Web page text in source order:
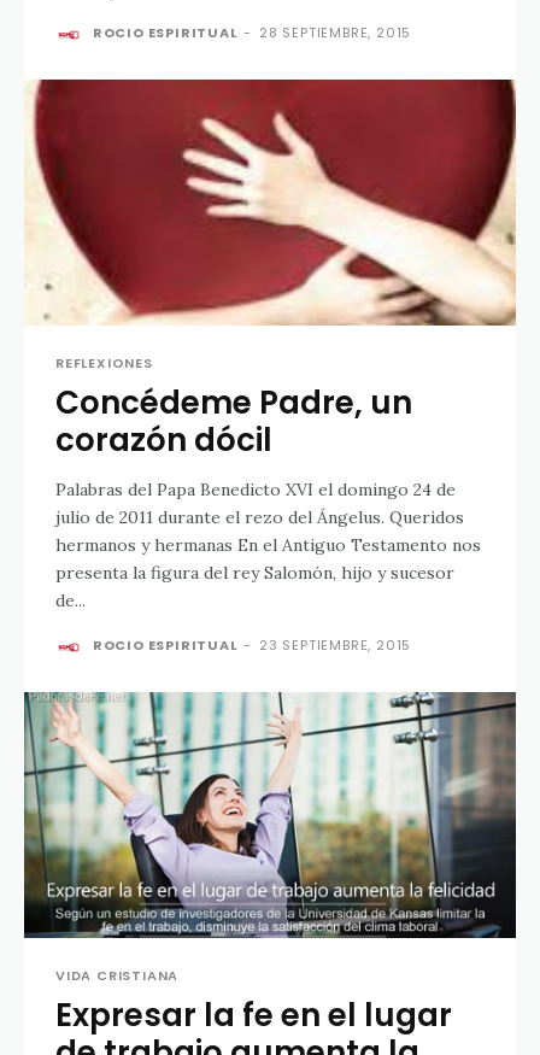
ROCIO ESPIRITUAL - 28 SEPTIEMBRE, 2015
REFLEXIONES
Concédeme Padre, un
corazón dócil
Palabras del Papa Benedicto XVI el domingo 24 de
julio de 2011 durante el rezo del Ángelus. Queridos
hermanos y hermanas En el Antiguo Testamento nos
presenta la figura del rey Salomón, hijo y sucesor
de...
ROCIO ESPIRITUAL - 23 SEPTIEMBRE, 2015
VIDA CRISTIANA
Expresar la fe en el lugar